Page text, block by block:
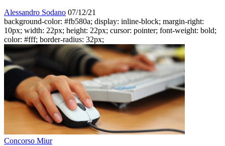
Alessandro Sodano 07/12/21
background-color: #fb580a; display: inline-block; margin-right:
10px; width: 22px; height: 22px; cursor: pointer; font-weight: bold;
color: #fff; border-radius: 32px;
Concorso Miur